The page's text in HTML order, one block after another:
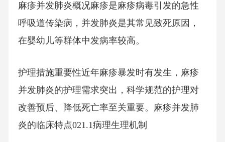
麻疹并发肺炎概况麻疹是麻疹病毒引发的急性
呼吸道传染病，并发肺炎是其常见致死原因，
在婴幼儿等群体中发病率较高。
护理措施重要性近年麻疹暴发时有发生，麻疹
并发肺炎的护理需求突出，科学规范的护理对
改善预后、降低死亡率至关重要。麻疹并发肺
炎的临床特点021.1病理生理机制